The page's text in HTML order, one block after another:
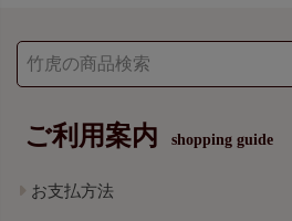
ご利用案内 shopping guide
お支払方法